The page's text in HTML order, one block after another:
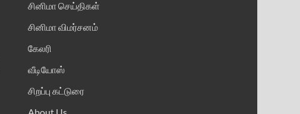
சினிமா செய்திகள்
சினிமா விமர்சனம்
கேலரி
வீடியோஸ்
சிறப்பு கட்டுரை
About Us